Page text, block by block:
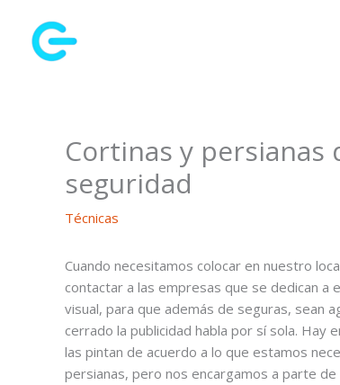
contenido
Cortinas y
seguridad
Técnicas
Cuando necesitamos colocar en nuestro
contactar a las empresas que se dedican a
visual, para que además de seguras, sean
cerrado la publicidad habla por sí sola. Hay
las pintan de acuerdo a lo que estamos
persianas, pero nos encargamos a parte